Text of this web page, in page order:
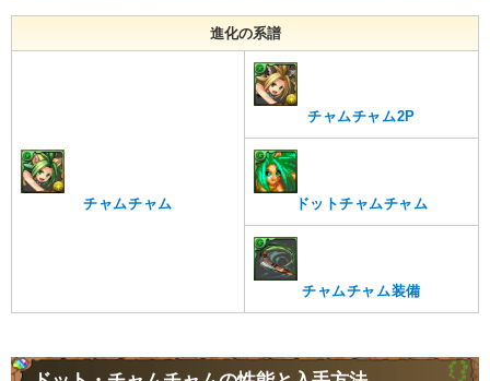
進化の系譜
チャムチャム
チャムチャム2P
ドットチャムチャム
チャムチャム装備